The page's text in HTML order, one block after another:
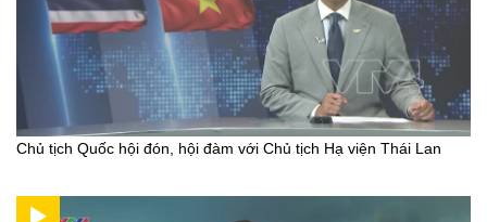
Chủ tịch Quốc hội đón, hội đàm với Chủ tịch Hạ viện Thái Lan